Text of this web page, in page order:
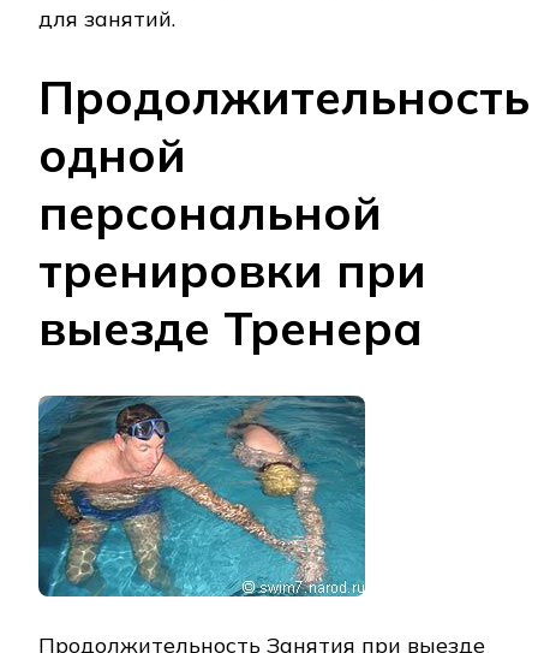
для занятий.
Продолжительность
одной
персональной
тренировки при
выезде Тренера
Продолжительность Занятия при выезде